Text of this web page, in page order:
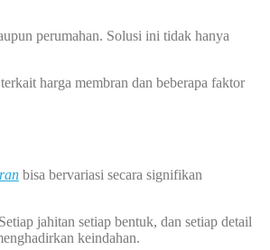
perumahan. Solusi ini tidak hanya
harga membran dan beberapa faktor
bisa bervariasi secara signifikan
jahitan setiap bentuk, dan setiap detail
keindahan.